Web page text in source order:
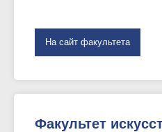
На сайт факультета
Факультет